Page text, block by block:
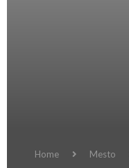
Home Mesto